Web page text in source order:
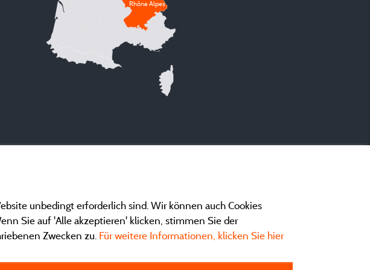
Rhône Alpes
unbedingt erforderlich sind. Wir können auch Cookies
Sie auf 'Alle akzeptieren' klicken, stimmen Sie der
Zwecken zu. Für weitere Informationen, klicken Sie hier